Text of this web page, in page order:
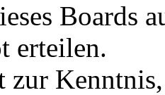
Boards
erteilen.
zur